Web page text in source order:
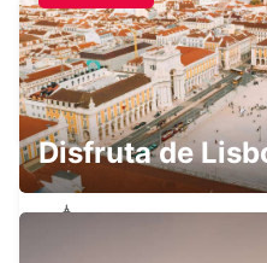
ARICA AIRPORT
ARICA - CHILE
Disfruta de